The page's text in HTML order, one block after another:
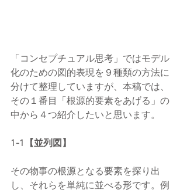
「コンセプチュアル思考」ではモデル
化のための図的表現を９種類の方法に
分けて整理していますが、本稿では、
その１番目「根源的要素をあげる」の
中から４つ紹介したいと思います。
1-1【並列図】
その物事の根源となる要素を探り出
し、それらを単純に並べる形です。例